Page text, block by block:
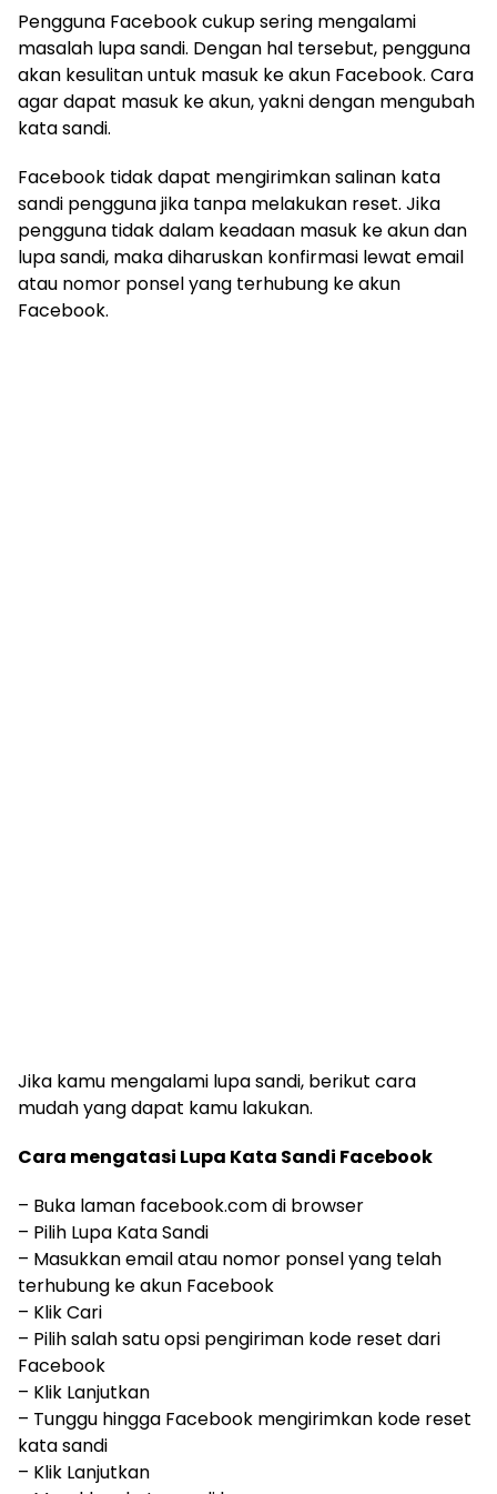
Pengguna Facebook cukup sering mengalami
masalah lupa sandi. Dengan hal tersebut, pengguna
akan kesulitan untuk masuk ke akun Facebook. Cara
agar dapat masuk ke akun, yakni dengan mengubah
kata sandi.
Facebook tidak dapat mengirimkan salinan kata
sandi pengguna jika tanpa melakukan reset. Jika
pengguna tidak dalam keadaan masuk ke akun dan
lupa sandi, maka diharuskan konfirmasi lewat email
atau nomor ponsel yang terhubung ke akun
Facebook.
Jika kamu mengalami lupa sandi, berikut cara
mudah yang dapat kamu lakukan.
Cara mengatasi Lupa Kata Sandi Facebook
– Buka laman facebook.com di browser
– Pilih Lupa Kata Sandi
– Masukkan email atau nomor ponsel yang telah
terhubung ke akun Facebook
– Klik Cari
– Pilih salah satu opsi pengiriman kode reset dari
Facebook
– Klik Lanjutkan
– Tunggu hingga Facebook mengirimkan kode reset
kata sandi
– Klik Lanjutkan